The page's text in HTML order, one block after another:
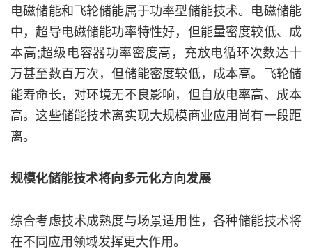
电磁储能和飞轮储能属于功率型储能技术。电磁储能
中，超导电磁储能功率特性好，但能量密度较低、成
本高;超级电容器功率密度高，充放电循环次数达十
万甚至数百万次，但储能密度较低，成本高。飞轮储
能寿命长，对环境无不良影响，但自放电率高、成本
高。这些储能技术离实现大规模商业应用尚有一段距
离。
规模化储能技术将向多元化方向发展
综合考虑技术成熟度与场景适用性，各种储能技术将
在不同应用领域发挥更大作用。